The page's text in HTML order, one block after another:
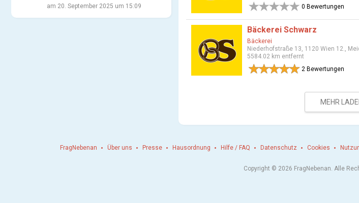
am 20. September 2025 um 15:09
0 Bewertungen
Bäckerei Schwarz
Bäckerei
Niederhofstraße 13, 1120 Wien 12.,
5584.02 km entfernt
2 Bewertungen
MEHR
FragNebenan Über uns Presse Hausordnung Hilfe / FAQ Datenschutz Cookies
Copyright © 2026 FragNebenan. Alle